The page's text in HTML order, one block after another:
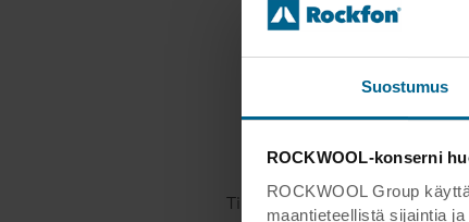
Suostumus
ROCKWOOL-konserni
ROCKWOOL Group
maantieteellistä sijaintia
Tilauksesta Rockfon Color-all